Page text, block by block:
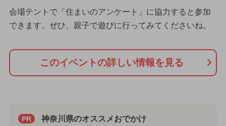
会場テントで「住まいのアンケート」に協力すると参加
できます。ぜひ、親子で遊びに行ってみてくださいね。
このイベントの詳しい情報を見る
PR 神奈川県のオススメおでかけ